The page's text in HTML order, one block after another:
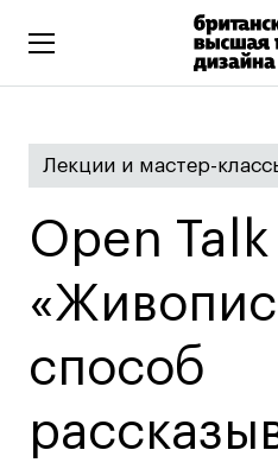
Искусство и дизайн
Бизнес и маркетинг
Все программы
Дополнительное
Иллюстрация
Лекции и мастер-
Open Talk
способ